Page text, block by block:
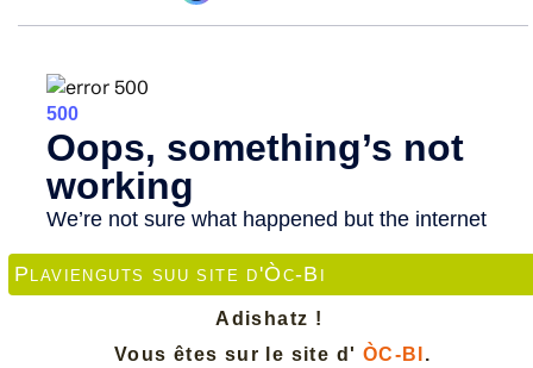
Plavienguts suu site d'Òc-Bi
Adishatz !
Vous êtes sur le site d' ÒC-BI .